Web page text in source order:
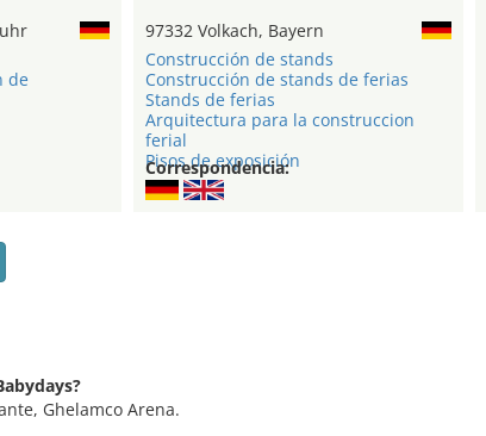
de
97332 Volkach, Bayern
Construcción de stands
Construcción de stands de ferias
Stands de ferias
Arquitectura para la construccion
ferial
Pisos de exposición
Correspondencia:
Ghelamco Arena.